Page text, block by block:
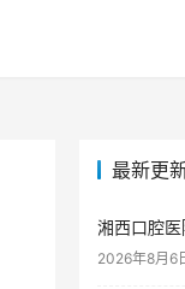
最新更
湘西口腔
2026年8月6